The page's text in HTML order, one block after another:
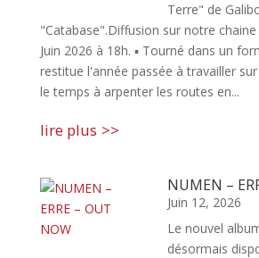
Terre" de
"Catabase".Diffusion sur notre
Juin 2026 à 18h. ▪ Tourné dans un
restitue l'année passée à travailler
le temps à arpenter les routes en...
lire plus
NUMEN –
Juin 12, 2026
Le nouvel
désormais